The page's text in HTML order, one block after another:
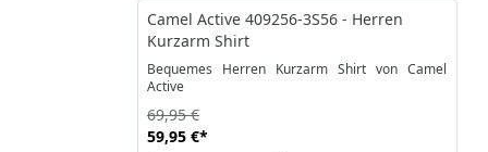
-14%
Camel Active 409256-3S56 - Herren
Kurzarm Shirt
Bequemes Herren Kurzarm Shirt von Camel
Active
59,95 €*
69,95 €